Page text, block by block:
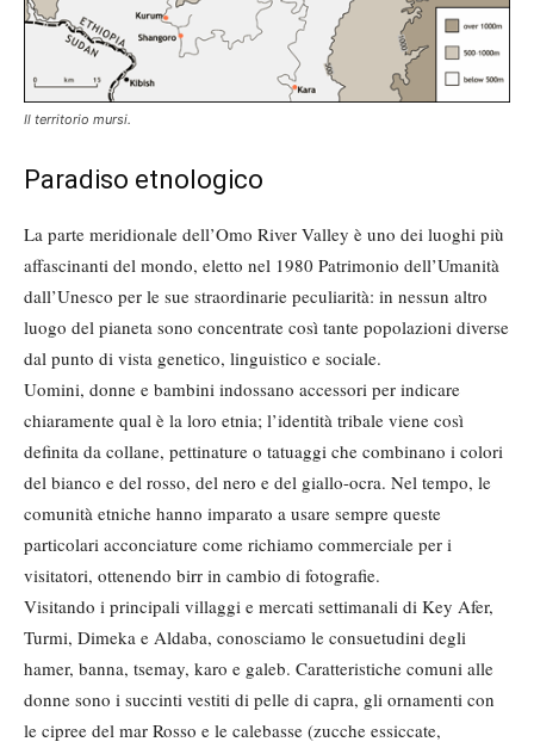
Il territorio mursi.
Paradiso etnologico
La parte meridionale dell’Omo River Valley è uno dei luoghi più
affascinanti del mondo, eletto nel 1980 Patrimonio dell’Umanità
dall’Unesco per le sue straordinarie peculiarità: in nessun altro
luogo del pianeta sono concentrate così tante popolazioni diverse
dal punto di vista genetico, linguistico e sociale.
Uomini, donne e bambini indossano accessori per indicare
chiaramente qual è la loro etnia; l’identità tribale viene così
definita da collane, pettinature o tatuaggi che combinano i colori
del bianco e del rosso, del nero e del giallo-ocra. Nel tempo, le
comunità etniche hanno imparato a usare sempre queste
particolari acconciature come richiamo commerciale per i
visitatori, ottenendo birr in cambio di fotografie.
Visitando i principali villaggi e mercati settimanali di Key Afer,
Turmi, Dimeka e Aldaba, conosciamo le consuetudini degli
hamer, banna, tsemay, karo e galeb. Caratteristiche comuni alle
donne sono i succinti vestiti di pelle di capra, gli ornamenti con
le cipree del mar Rosso e le calebasse (zucche essiccate,